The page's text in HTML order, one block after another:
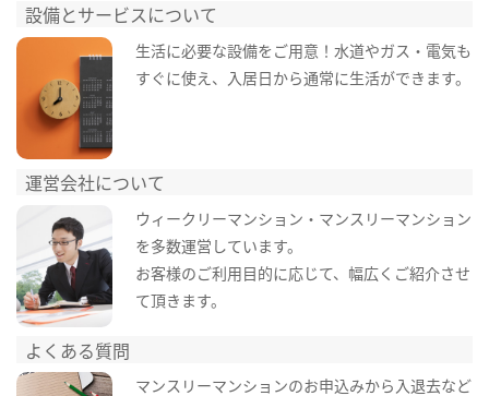
設備とサービスについて
生活に必要な設備をご用意！水道やガス・電気も
すぐに使え、入居日から通常に生活ができます。
運営会社について
ウィークリーマンション・マンスリーマンション
を多数運営しています。
お客様のご利用目的に応じて、幅広くご紹介させ
て頂きます。
よくある質問
マンスリーマンションのお申込みから入退去など